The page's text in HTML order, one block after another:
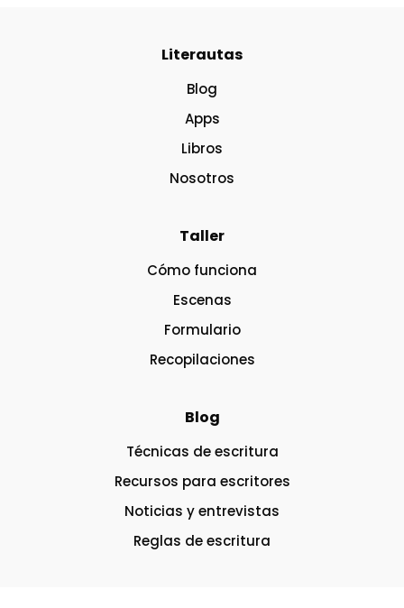
Literautas
Blog
Apps
Libros
Nosotros
Taller
Cómo funciona
Escenas
Formulario
Recopilaciones
Blog
Técnicas de escritura
Recursos para escritores
Noticias y entrevistas
Reglas de escritura